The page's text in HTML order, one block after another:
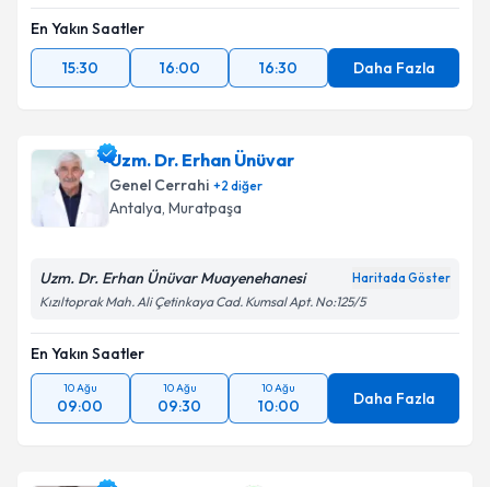
En Yakın Saatler
15:30
16:00 16:30 Daha Fazla
Uzm. Dr. Erhan Ünüvar
Genel Cerrahi +2 diğer
Antalya, Muratpaşa
Uzm. Dr. Erhan Ünüvar Muayenehanesi Haritada Göster
Kızıltoprak Mah. Ali Çetinkaya Cad. Kumsal Apt. No:125/5
En Yakın Saatler
10 Ağu
09:00
10 Ağu
09:30
10 Ağu
10:00 Daha Fazla